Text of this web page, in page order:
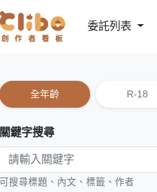
委託列表
全年齡 R-18
關鍵字搜尋
可搜尋標題、內文、標籤、作者